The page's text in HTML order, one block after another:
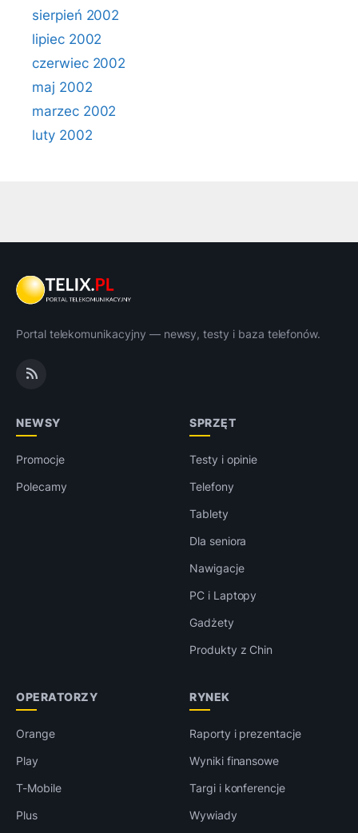
sierpień 2002
lipiec 2002
czerwiec 2002
maj 2002
marzec 2002
luty 2002
Portal telekomunikacyjny — newsy, testy i baza telefonów.
NEWSY
Promocje
Polecamy
SPRZĘT
Testy i opinie
Telefony
Tablety
Dla seniora
Nawigacje
PC i Laptopy
Gadżety
Produkty z Chin
OPERATORZY
Orange
Play
T-Mobile
Plus
RYNEK
Raporty i prezentacje
Wyniki finansowe
Targi i konferencje
Wywiady